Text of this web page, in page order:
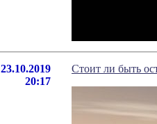
23.10.2019
20:17
Стоит ли быть